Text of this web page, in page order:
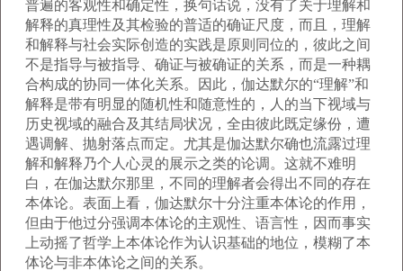
普遍的客观性和确定性，换句话说，没有了关于理解和
解释的真理性及其检验的普适的确证尺度，而且，理解
和解释与社会实际创造的实践是原则同位的，彼此之间
不是指导与被指导、确证与被确证的关系，而是一种耦
合构成的协同一体化关系。因此，伽达默尔的“理解”和
解释是带有明显的随机性和随意性的，人的当下视域与
历史视域的融合及其结局状况，全由彼此既定缘份，遭
遇调解、抛射落点而定。尤其是伽达默尔确也流露过理
解和解释乃个人心灵的展示之类的论调。这就不难明
白，在伽达默尔那里，不同的理解者会得出不同的存在
本体论。表面上看，伽达默尔十分注重本体论的作用，
但由于他过分强调本体论的主观性、语言性，因而事实
上动摇了哲学上本体论作为认识基础的地位，模糊了本
体论与非本体论之间的关系。